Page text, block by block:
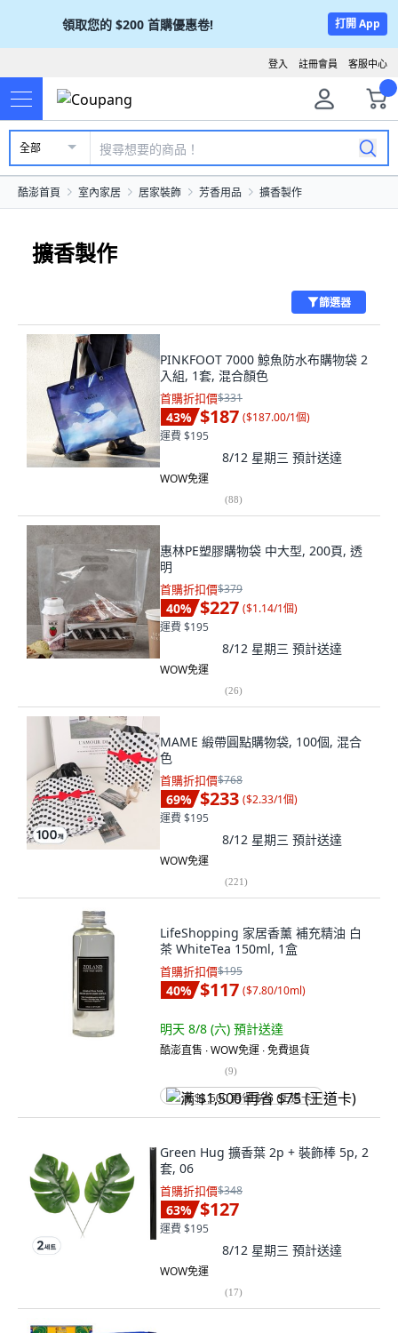
領取您的 $200 首購優惠卷! 打開 App
客服中心
註冊會員
登入
全部
酷澎首頁 室內家居 居家裝飾 芳香用品 擴香製作
擴香製作
篩選器
PINKFOOT 7000 鯨魚防水布購物袋 2
入組, 1套, 混合顏色
首購折扣價$331
43% $187 ($187.00/1個)
運費 $195
8/12 星期三 預計送達
WOW免運
(88)
惠林PE塑膠購物袋 中大型, 200頁, 透
明
首購折扣價$379
40% $227 ($1.14/1個)
運費 $195
8/12 星期三 預計送達
WOW免運
(26)
MAME 緞帶圓點購物袋, 100個, 混合
色
首購折扣價$768
69% $233 ($2.33/1個)
運費 $195
8/12 星期三 預計送達
WOW免運
(221)
LifeShopping 家居香薰 補充精油 白
茶 WhiteTea 150ml, 1盒
首購折扣價$195
40% $117 ($7.80/10ml)
明天 8/8 (六) 預計送達
酷澎直售 ∙ WOW免運 ∙ 免費退貨
(9)
满 $1,500 再省 $75 (王道卡)
Green Hug 擴香葉 2p + 裝飾棒 5p, 2
套, 06
首購折扣價$348
63% $127
運費 $195
8/12 星期三 預計送達
WOW免運
(17)